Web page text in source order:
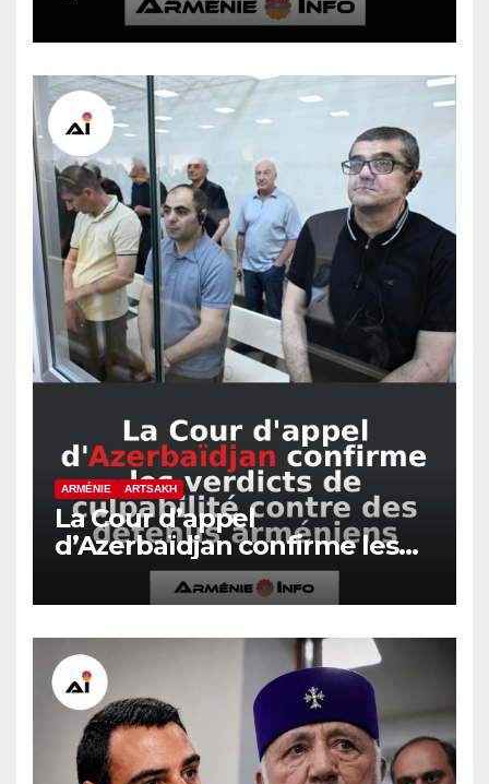
ARMÉNIE ARTSAKH
La Cour d’appel
d’Azerbaïdjan confirme les
verdicts de culpabilité contre
des détenus arméniens